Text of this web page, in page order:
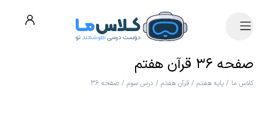
صفحه ۳۶ قرآن هفتم
کلاس ما / پایه هفتم / قرآن هفتم / درس سوم / صفحه ۳۶